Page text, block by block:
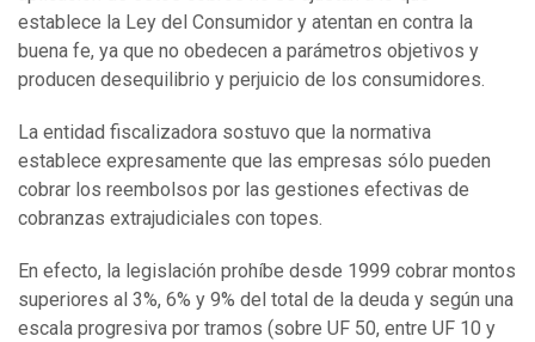
establece la Ley del Consumidor y atentan en contra la
buena fe, ya que no obedecen a parámetros objetivos y
producen desequilibrio y perjuicio de los consumidores.
La entidad fiscalizadora sostuvo que la normativa
establece expresamente que las empresas sólo pueden
cobrar los reembolsos por las gestiones efectivas de
cobranzas extrajudiciales con topes.
En efecto, la legislación prohíbe desde 1999 cobrar montos
superiores al 3%, 6% y 9% del total de la deuda y según una
escala progresiva por tramos (sobre UF 50, entre UF 10 y